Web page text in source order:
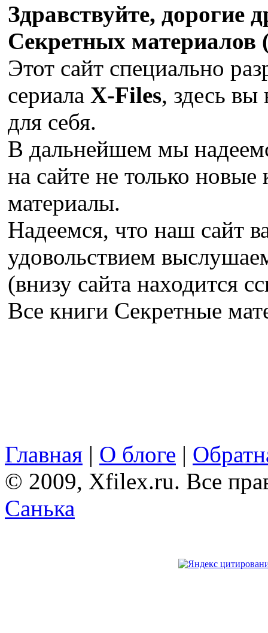
Здравствуйте, дорогие
Секретных материалов
Этот сайт специально
сериала X-Files, здесь вы
для себя.
В дальнейшем мы
на сайте не только
материалы.
Надеемся, что наш сайт
удовольствием
(внизу сайта находится
Все книги Секретные
Главная | О блоге |
© 2009, Xfilex.ru. Все
Санька